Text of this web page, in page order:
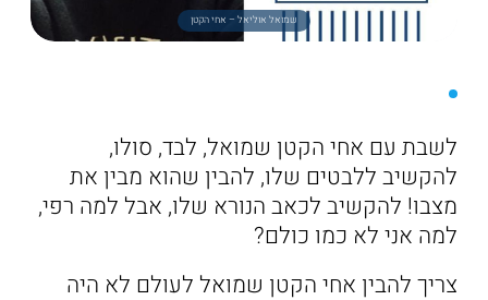
שמואל אוליאל – אחי הקטן
לשבת עם אחי הקטן שמואל, לבד, סולו,
להקשיב ללבטים שלו, להבין שהוא מבין את
מצבו! להקשיב לכאב הנורא שלו, אבל למה רפי,
למה אני לא כמו כולם?
צריך להבין אחי הקטן שמואל לעולם לא היה